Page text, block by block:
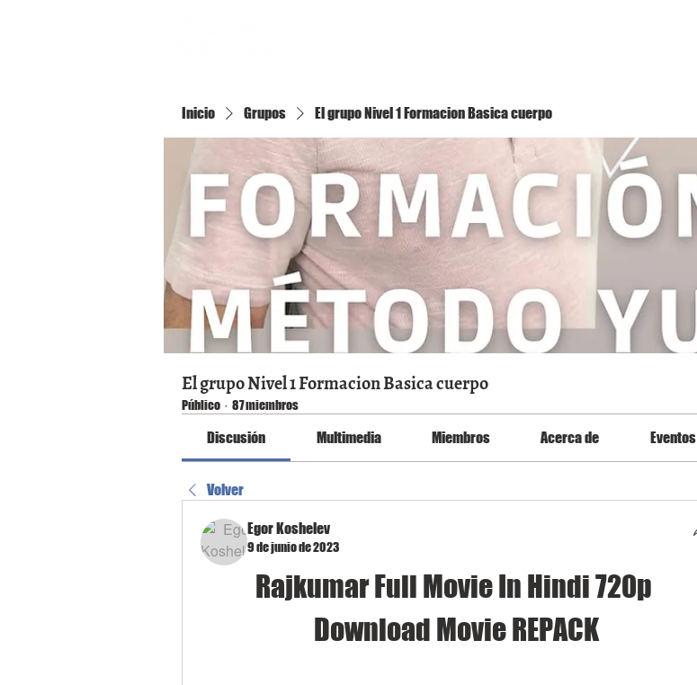
Inicio Grupos El grupo Nivel 1 Formacion Basica cuerpo
El grupo Nivel 1 Formacion Basica cuerpo
Público · 87 miembros
Discusión Multimedia Miembros Acerca de Eventos
Volver
Egor Koshelev
9 de junio de 2023
Rajkumar Full Movie In Hindi 720p
Download Movie REPACK